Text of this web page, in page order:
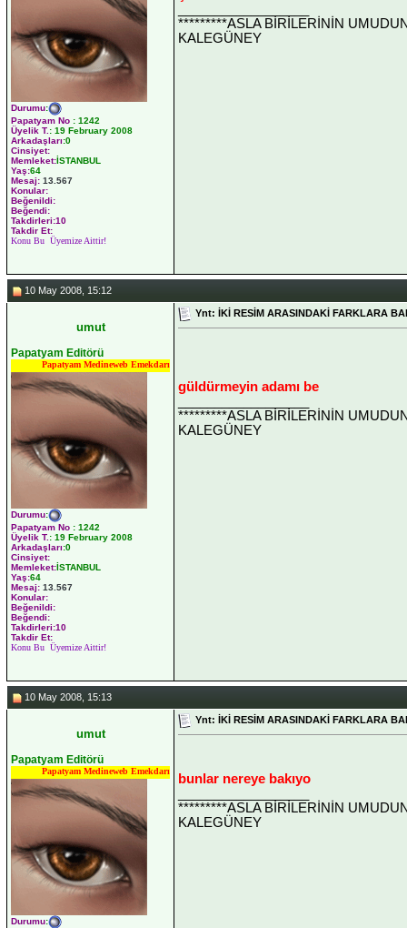
Durumu:
Papatyam No : 1242
Üyelik T.: 19 February 2008
Arkadaşları:0
Cinsiyet:
Memleket:İSTANBUL
Yaş:64
Mesaj: 13.567
Konular:
Beğenildi:
Beğendi:
Takdirleri:10
Takdir Et:
Konu Bu Üyemize Aittir!
*********ASLA BİRİLERİNİN
KALEGÜNEY
10 May 2008, 15:12
umut
Papatyam Editörü
Papatyam Medineweb Emekdarı
Durumu:
Papatyam No : 1242
Üyelik T.: 19 February 2008
Arkadaşları:0
Cinsiyet:
Memleket:İSTANBUL
Yaş:64
Mesaj: 13.567
Konular:
Beğenildi:
Beğendi:
Takdirleri:10
Takdir Et:
Konu Bu Üyemize Aittir!
Ynt: İKİ RESİM ARASINDAKİ FARKLARA
güldürmeyin adamı be
*********ASLA BİRİLERİNİN
KALEGÜNEY
10 May 2008, 15:13
umut
Papatyam Editörü
Papatyam Medineweb Emekdarı
Durumu:
Ynt: İKİ RESİM ARASINDAKİ FARKLARA
bunlar nereye bakıyo
*********ASLA BİRİLERİNİN
KALEGÜNEY